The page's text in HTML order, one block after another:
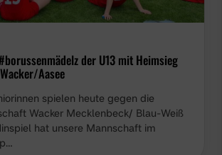
der U13 mit Heimsieg
Aasee
spielen heute gegen die
Wacker Mecklenbeck/ Blau-Weiß
hat unsere Mannschaft im